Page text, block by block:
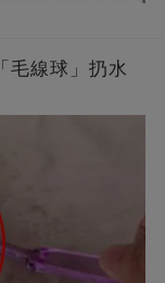
毛線球」扔水